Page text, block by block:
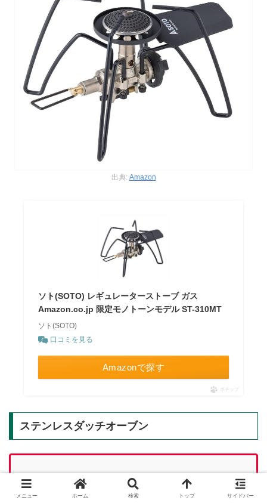
出典: Amazon
ソト(SOTO) レギュレーターストーブ ガス
Amazon.co.jp 限定モノトーンモデル ST-310MT
ソト(SOTO)
口コミを見る
Amazonで探す
ポチップ
ステンレスダッチオーブン
販売価格: 20,240円 （税込）【 20%お得！】
メニュー ホーム 検索 トップ サイドバー